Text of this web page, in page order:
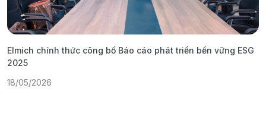
Elmich chính thức công bố Báo cáo phát triển bền vững ESG
2025
18/05/2026